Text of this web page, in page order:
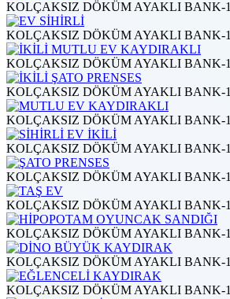
KOLÇAKSIZ DÖKÜM AYAKLI BANK-1
KOLÇAKSIZ DÖKÜM AYAKLI BANK-1
KOLÇAKSIZ DÖKÜM AYAKLI BANK-1
KOLÇAKSIZ DÖKÜM AYAKLI BANK-1
KOLÇAKSIZ DÖKÜM AYAKLI BANK-1
KOLÇAKSIZ DÖKÜM AYAKLI BANK-1
KOLÇAKSIZ DÖKÜM AYAKLI BANK-1
KOLÇAKSIZ DÖKÜM AYAKLI BANK-1
KOLÇAKSIZ DÖKÜM AYAKLI BANK-1
KOLÇAKSIZ DÖKÜM AYAKLI BANK-1
KOLÇAKSIZ DÖKÜM AYAKLI BANK-1